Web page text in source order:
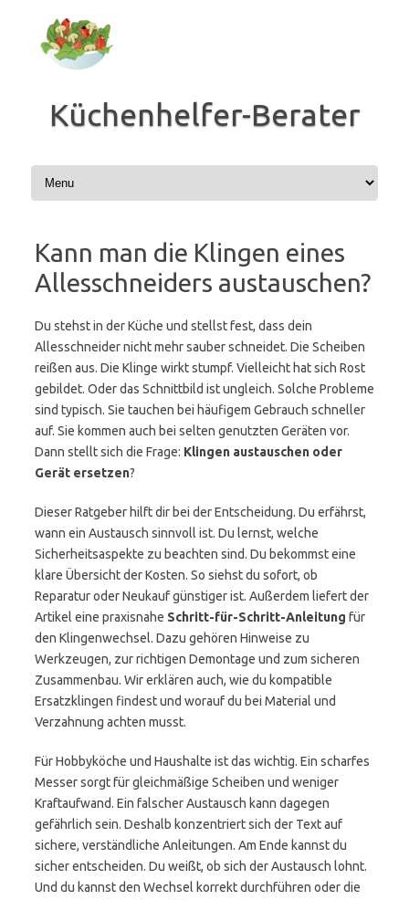
springen
Küchenhelfer-Berater
Kann man die Klingen eines
Allesschneiders austauschen?
Du stehst in der Küche und stellst fest, dass dein
Allesschneider nicht mehr sauber schneidet. Die Scheiben
reißen aus. Die Klinge wirkt stumpf. Vielleicht hat sich Rost
gebildet. Oder das Schnittbild ist ungleich. Solche Probleme
sind typisch. Sie tauchen bei häufigem Gebrauch schneller
auf. Sie kommen auch bei selten genutzten Geräten vor.
Dann stellt sich die Frage: Klingen austauschen oder
Gerät ersetzen?
Dieser Ratgeber hilft dir bei der Entscheidung. Du erfährst,
wann ein Austausch sinnvoll ist. Du lernst, welche
Sicherheitsaspekte zu beachten sind. Du bekommst eine
klare Übersicht der Kosten. So siehst du sofort, ob
Reparatur oder Neukauf günstiger ist. Außerdem liefert der
Artikel eine praxisnahe Schritt-für-Schritt-Anleitung für
den Klingenwechsel. Dazu gehören Hinweise zu
Werkzeugen, zur richtigen Demontage und zum sicheren
Zusammenbau. Wir erklären auch, wie du kompatible
Ersatzklingen findest und worauf du bei Material und
Verzahnung achten musst.
Für Hobbyköche und Haushalte ist das wichtig. Ein scharfes
Messer sorgt für gleichmäßige Scheiben und weniger
Kraftaufwand. Ein falscher Austausch kann dagegen
gefährlich sein. Deshalb konzentriert sich der Text auf
sichere, verständliche Anleitungen. Am Ende kannst du
sicher entscheiden. Du weißt, ob sich der Austausch lohnt.
Und du kannst den Wechsel korrekt durchführen oder die